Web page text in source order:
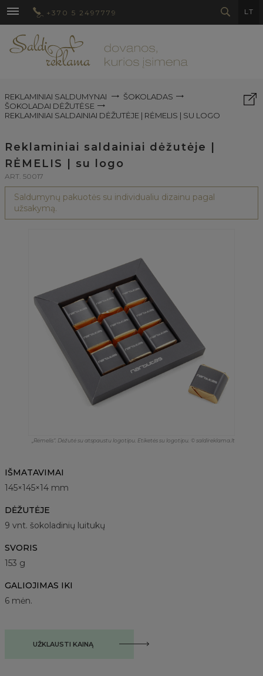
+370 5 2497779 LT
REKLAMINIAI SALDUMYNAI
ŠOKOLADAS
ŠOKOLADAI DĖŽUTĖSE
REKLAMINIAI SALDAINIAI DĖŽUTĖJE | RĖMELIS | SU LOGO
Reklaminiai saldainiai dėžutėje |
RĖMELIS | su logo
ART. 50017
Saldumynų pakuotės su individualiu dizainu pagal
užsakymą.
„Rėmelis“. Dėžutė su atspaustu logotipu. Etiketės su logotipu. © saldireklama.lt
IŠMATAVIMAI
145×145×14 mm
DĖŽUTĖJE
9 vnt. šokoladinių luitukų
SVORIS
153 g
GALIOJIMAS IKI
6 mėn.
UŽKLAUSTI KAINĄ